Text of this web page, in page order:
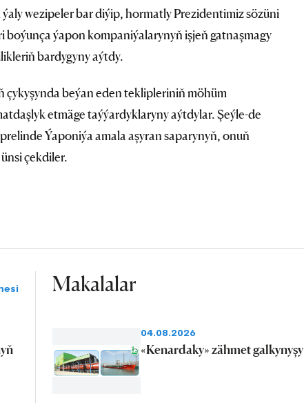
wezipeler bar diýip, hormatly Prezidentimiz sözüni
boýunça ýapon kompaniýalarynyň işjeň gatnaşmagy
bardygyny aýtdy.
beýan eden teklipleriniň möhüm
etmäge taýýardyklaryny aýtdylar. Şeýle-de
Ýaponiýa amala aşyran saparynyň, onuň
çekdiler.
Makalalar
04.08.2026
«Kenardaky» zähmet galkynyşy